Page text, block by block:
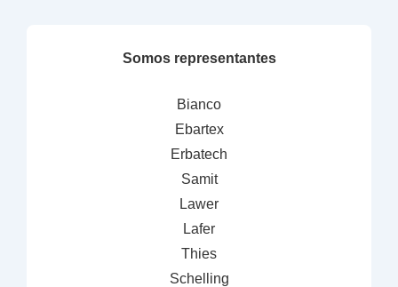
Somos representantes
Bianco
Ebartex
Erbatech
Samit
Lawer
Lafer
Thies
Schelling